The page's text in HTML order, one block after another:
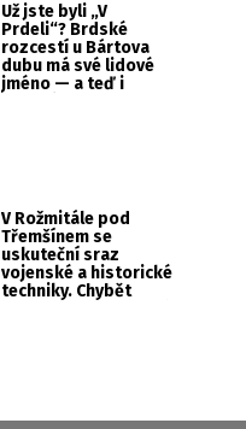
Už jste byli „V
Prdeli“? Brdské
rozcestí u Bártova
dubu má své lidové
jméno — a teď i
V Rožmitále pod
Třemšínem se
uskuteční sraz
vojenské a historické
techniky. Chybět